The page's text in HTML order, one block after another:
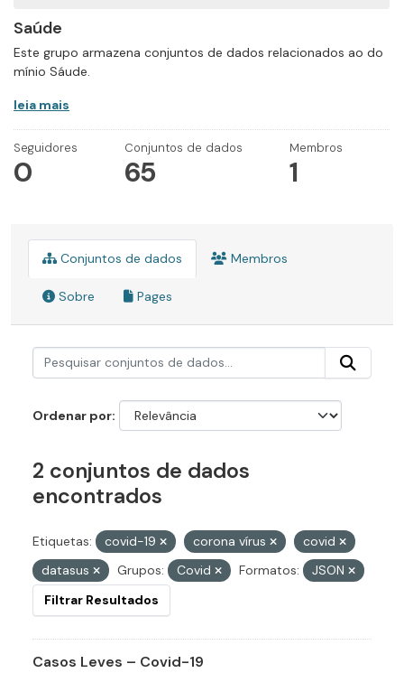
Saúde
Este grupo armazena conjuntos de dados relacionados ao do
mínio Sáude.
leia mais
Seguidores
0
Conjuntos de dados
65
Membros
1
Conjuntos de dados Membros
Sobre Pages
Ordenar por
2 conjuntos de dados
encontrados
Etiquetas: covid-19 corona vírus
covid
datasus
Grupos: Covid Formatos:
JSON
Filtrar Resultados
Casos Leves – Covid-19